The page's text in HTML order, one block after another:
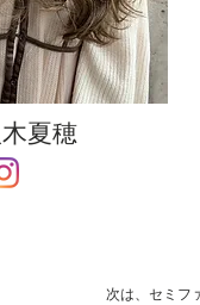
木夏穂
次は、セミフ